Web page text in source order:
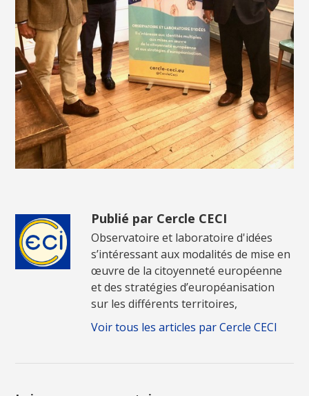
Publié par Cercle CECI
Observatoire et laboratoire d'idées
s’intéressant aux modalités de mise en
œuvre de la citoyenneté européenne
et des stratégies d’européanisation
sur les différents territoires,
Voir tous les articles par Cercle CECI